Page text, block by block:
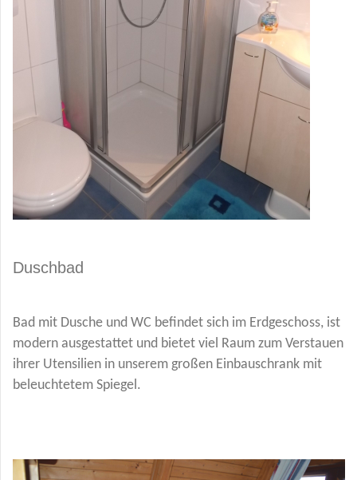
Duschbad
Bad mit Dusche und WC befindet sich im Erdgeschoss, ist
modern ausgestattet und bietet viel Raum zum Verstauen
ihrer Utensilien in unserem großen Einbauschrank mit
beleuchtetem Spiegel.